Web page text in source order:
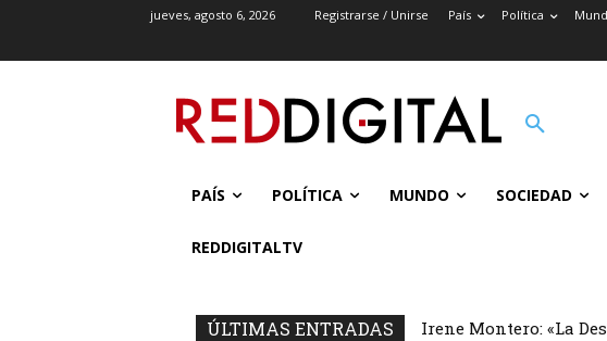
jueves, agosto 6, 2026 Registrarse / Unirse País Política
PAÍS POLÍTICA MUNDO SOCIEDAD
REDDIGITALTV
ÚLTIMAS ENTRADAS Irene Montero: «La